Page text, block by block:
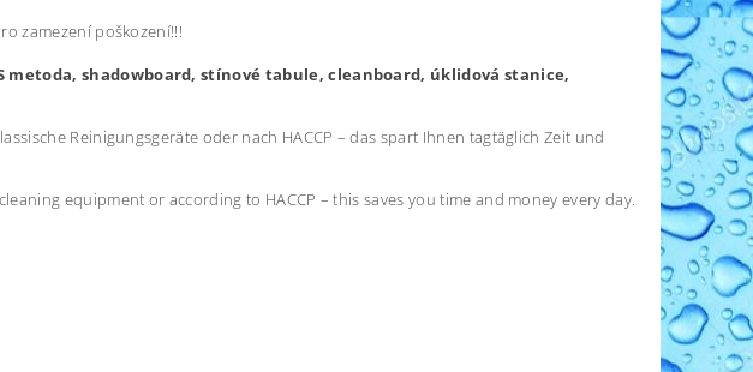
zamezení poškození!!!
metoda, shadowboard, stínové tabule, cleanboard, úklidová stanice,
Reinigungsgeräte oder nach HACCP – das spart Ihnen tagtäglich Zeit und
equipment or according to HACCP – this saves you time and money every day.